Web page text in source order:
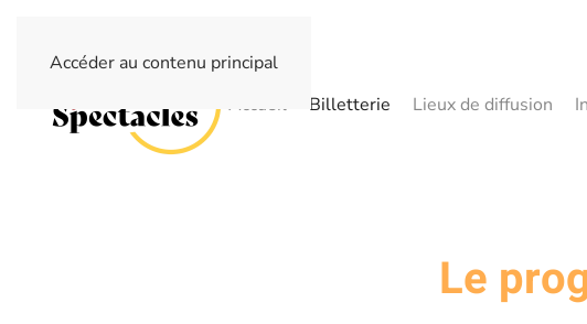
Accéder au contenu principal
Accueil
Billetterie Lieux de diffusion
Le